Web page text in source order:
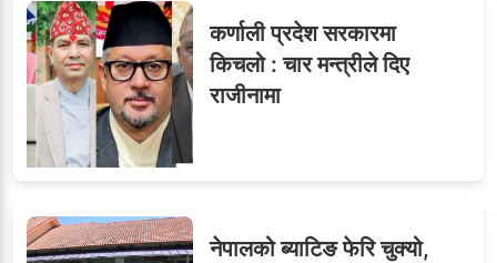
६सहसचिवमा प्रथम भएका
विजयकुमार शर्माको लोकसेवा
टिप्स
७
कर्णाली प्रदेश सरकारमा
किचलो : चार मन्त्रीले दिए
राजीनामा
नेपालको ब्याटिङ फेरि चुक्यो,